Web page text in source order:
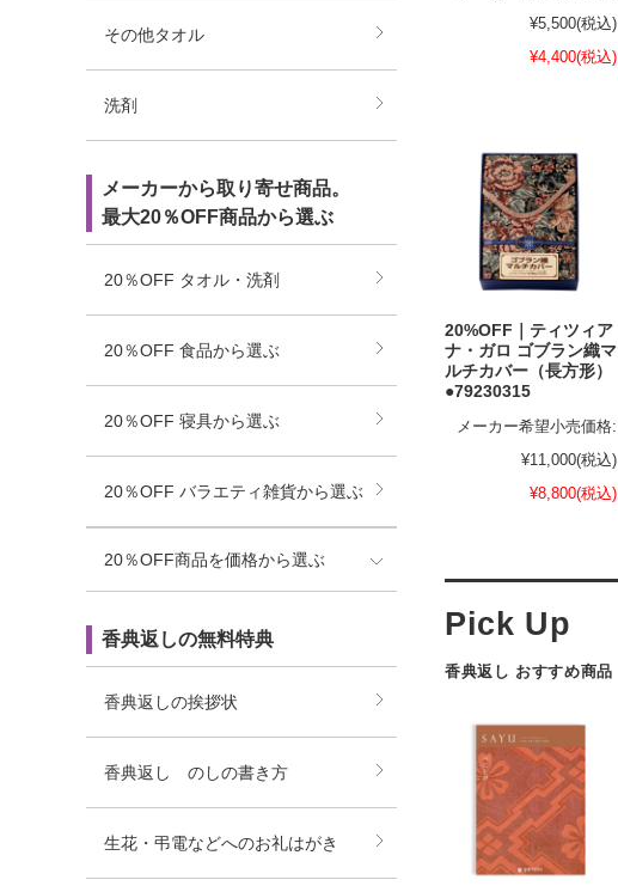
¥5,500(税込)
¥4,400(税込)
20%OFF｜ティツィア
ナ・ガロ ゴブラン織マ
ルチカバー（長方形）
●79230315
メーカー希望小売価格:
¥11,000(税込)
¥8,800(税込)
香典返し おすすめ商品
その他タオル
洗剤
メーカーから取り寄せ商品。
最大20％OFF商品から選ぶ
20％OFF タオル・洗剤
20％OFF 食品から選ぶ
20％OFF 寝具から選ぶ
20％OFF バラエティ雑貨から選ぶ
20％OFF商品を価格から選ぶ
香典返しの無料特典
香典返しの挨拶状
香典返し のしの書き方
生花・弔電などへのお礼はがき